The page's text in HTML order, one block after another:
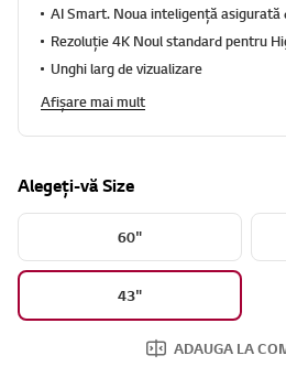
AI Smart. Noua inteligență asigurată
Rezoluție 4K Noul standard pentru
Unghi larg de vizualizare
Afișare mai mult
Alegeți-vă Size
60"
43"
ADAUGA LA